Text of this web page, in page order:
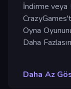
İndirme veya
Oyna
Daha
Daha Az